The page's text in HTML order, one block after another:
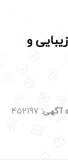
و
آگهی: 452197